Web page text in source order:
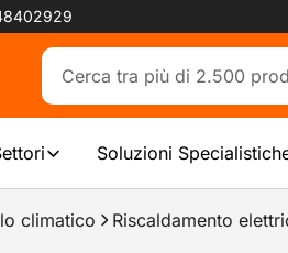
Soluzioni
climatico Riscaldamento